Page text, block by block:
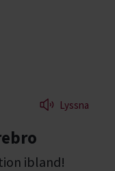
Lyssna
ibland!